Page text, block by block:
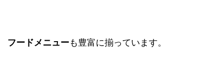
フードメニューも豊富に揃っています。